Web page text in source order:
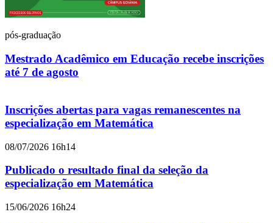
pós-graduação
Mestrado Acadêmico em Educação recebe inscrições
até 7 de agosto
Inscrições abertas para vagas remanescentes na
especialização em Matemática
08/07/2026 16h14
Publicado o resultado final da seleção da
especialização em Matemática
15/06/2026 16h24